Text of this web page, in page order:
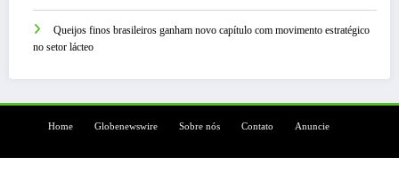
Queijos finos brasileiros ganham novo capítulo com movimento estratégico
no setor lácteo
Home Globenewswire Sobre nós Contato Anuncie